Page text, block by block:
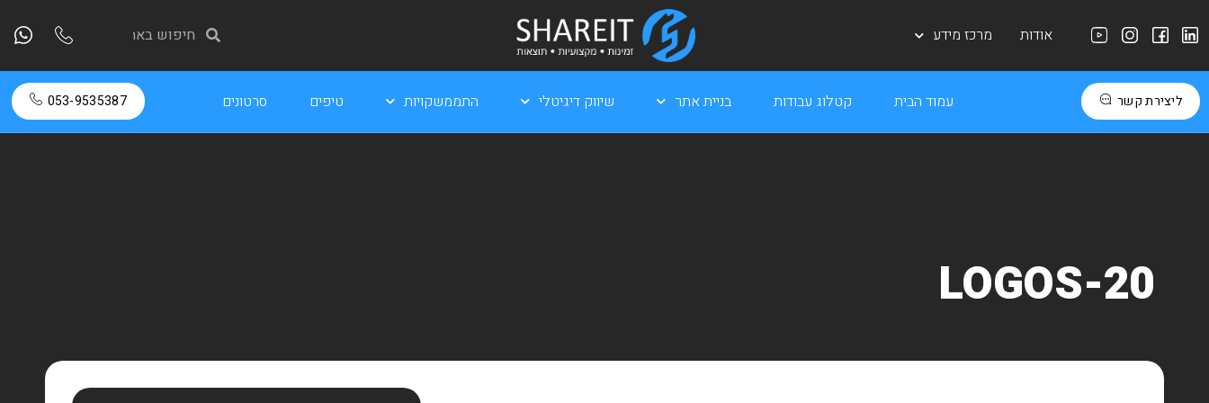
אודות מרכז מידע
ליצירת קשר עמוד הבית קטלוג עבודות בניית אתר שיווק דיגיטלי התממשקויות טיפים סרטונים 053-9535387
LOGOS-20